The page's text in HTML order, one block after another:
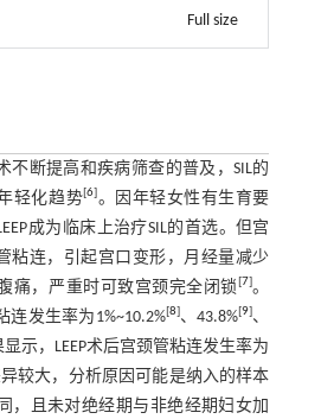
Full size
不断提高和疾病筛查的普及，SIL的
轻化趋势 [6 。因年轻女性有生育要
成为临床上治疗SIL的首选。但宫
粘连，引起宫口变形，月经量减少
痛，严重时可致宫颈完全闭锁 7 。
发生率为1%~10.2% 8 、43.8% [9 、
示，LEEP术后宫颈管粘连发生率为
较大，分析原因可能是纳入的样本
，且未对绝经期与非绝经期妇女加